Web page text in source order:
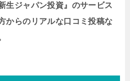
生ジャパン投資 』のサービス
からのリアルな口コミ投稿な